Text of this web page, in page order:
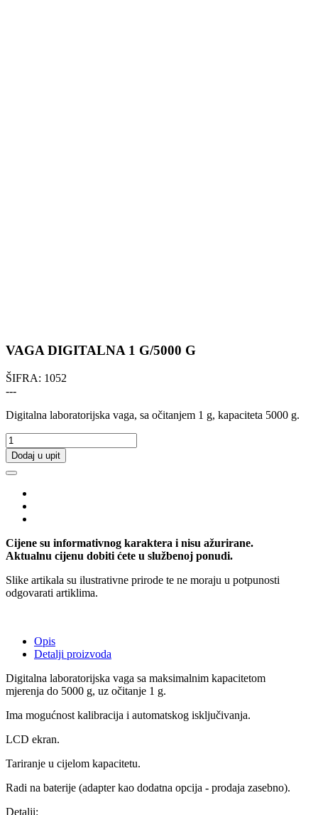
VAGA DIGITALNA 1 G/5000 G
ŠIFRA: 1052
---
Digitalna laboratorijska vaga, sa očitanjem 1 g, kapaciteta 5000 g.
Dodaj u upit
Cijene su informativnog karaktera i nisu ažurirane.
Aktualnu cijenu dobiti ćete u službenoj ponudi.
Slike artikala su ilustrativne prirode te ne moraju u potpunosti
odgovarati artiklima.
Opis
Detalji proizvoda
Digitalna laboratorijska vaga sa maksimalnim kapacitetom
mjerenja do 5000 g, uz očitanje 1 g.
Ima mogućnost kalibracija i automatskog isključivanja.
LCD ekran.
Tariranje u cijelom kapacitetu.
Radi na baterije (adapter kao dodatna opcija - prodaja zasebno).
Detalji: